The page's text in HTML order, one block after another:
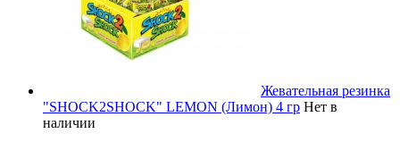
Жевательная резинка
"SHOCK2SHOCK" LEMON (Лимон) 4 гр Нет в
наличии